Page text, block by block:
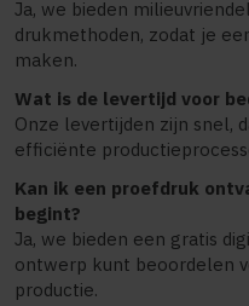
Ja, we bieden
drukmethoden, zodat je
maken.
Wat is de levertijd voor
Onze levertijden zijn snel,
efficiënte
Kan ik een proefdruk
begint?
Ja, we bieden een gratis
ontwerp kunt beoordelen
productie.